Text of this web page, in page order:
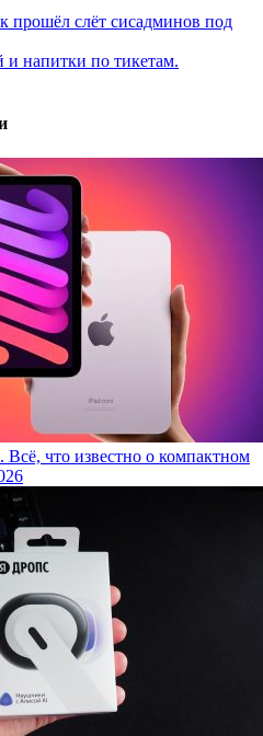
прошёл слёт сисадминов под
напитки по тикетам.
что известно о компактном